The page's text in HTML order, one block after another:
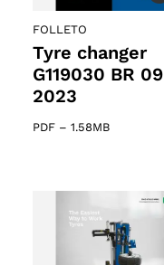
FOLLETO
Tyre changer
G119030 BR 09
2023
PDF – 1.58MB